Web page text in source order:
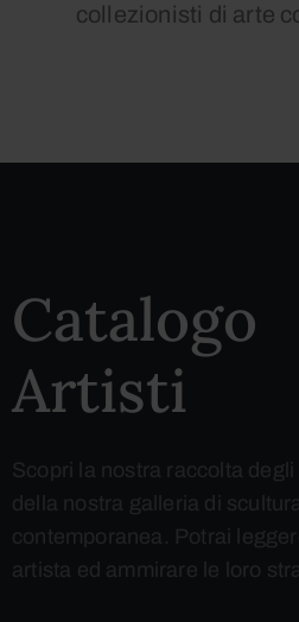
collezionisti di arte
Catalogo
Artisti
Scopri la nostra raccolta
della nostra galleria di
contemporanea. Potrai
artista ed ammirare le loro